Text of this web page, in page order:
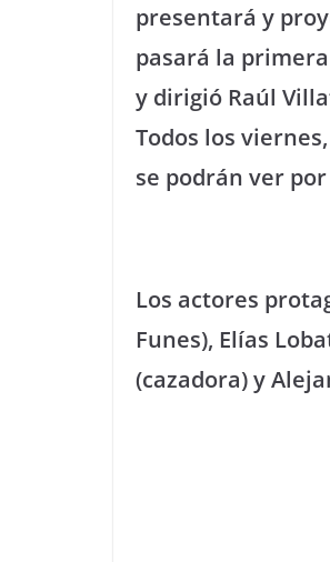
presentará y
pasará la
y dirigió Raúl
Todos los
se podrán ver por
Los actores
Funes), Elías
(cazadora) y